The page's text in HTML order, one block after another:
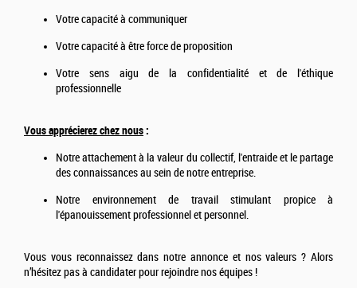
Votre capacité à communiquer
Votre capacité à être force de proposition
Votre sens aigu de la confidentialité et de l'éthique
professionnelle
Vous apprécierez chez nous:
Notre attachement à la valeur du collectif, l'entraide et le partage
des connaissances au sein de notre entreprise.
Notre environnement de travail stimulant propice à
l'épanouissement professionnel et personnel.
Vous vous reconnaissez dans notre annonce et nos valeurs ? Alors
n’hésitez pas à candidater pour rejoindre nos équipes !